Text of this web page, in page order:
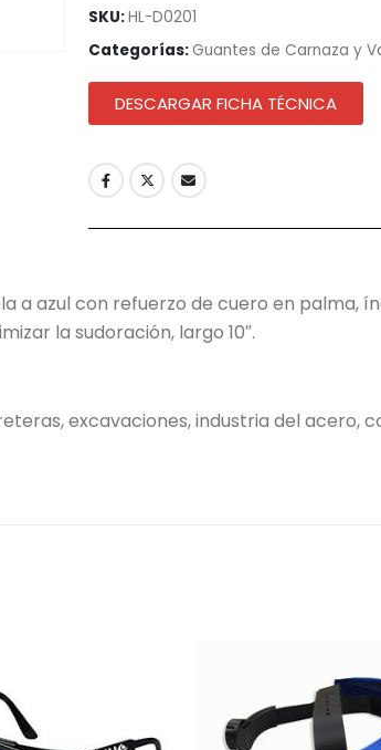
SKU:HL-D0201
Categorías:Guantes de Carnaza y
DESCARGAR FICHA TÉCNICA
a azul con refuerzo de cuero en palma,
la sudoración, largo 10″.
excavaciones, industria del acero,